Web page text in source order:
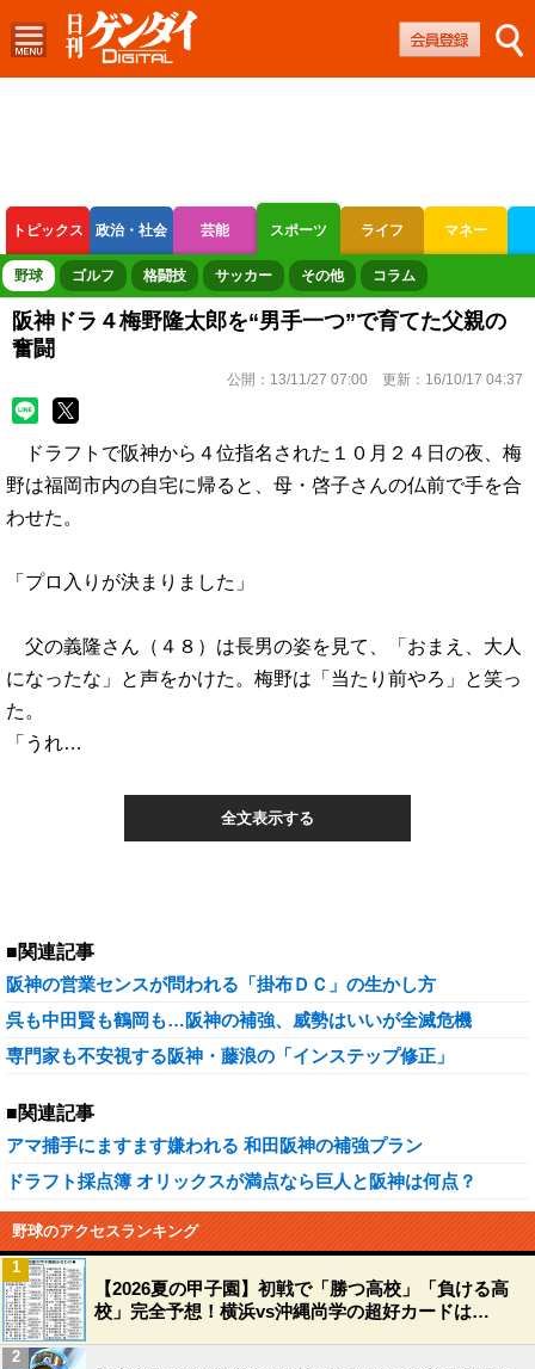
トピックス 政治・社会 芸能 スポーツ ライフ マネー
ボートレース 競輪 オートレース
野球 ゴルフ 格闘技 サッカー その他 コラム
阪神ドラ４梅野隆太郎を“男手一つ”で育てた父親の
奮闘
公開： 13/11/27 07:00 更新： 16/10/17 04:37
ドラフトで阪神から４位指名された１０月２４日の夜、梅
野は福岡市内の自宅に帰ると、母・啓子さんの仏前で手を合
わせた。
「プロ入りが決まりました」
父の義隆さん（４８）は長男の姿を見て、「おまえ、大人
になったな」と声をかけた。梅野は「当たり前やろ」と笑っ
た。
「うれ…
全文表示する
■関連記事
阪神の営業センスが問われる「掛布ＤＣ」の生かし方
呉も中田賢も鶴岡も…阪神の補強、威勢はいいが全滅危機
専門家も不安視する阪神・藤浪の「インステップ修正」
■関連記事
アマ捕手にますます嫌われる 和田阪神の補強プラン
ドラフト採点簿 オリックスが満点なら巨人と阪神は何点？
野球のアクセスランキング
【2026夏の甲子園】初戦で「勝つ高校」「負ける高
校」完全予想！横浜vs沖縄尚学の超好カードは…
1
2